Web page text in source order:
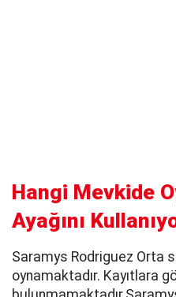
Hangi Mevkide
Ayağını
Saramys Rodriguez Orta
oynamaktadır. Kayıtlara